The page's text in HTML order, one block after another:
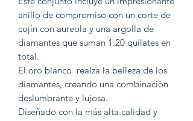
anillo de compromiso con un corte de
cojín con aureola y una argolla de
diamantes que suman 1.20 quilates en
total.
El oro blanco realza la belleza de los
diamantes, creando una combinación
deslumbrante y lujosa.
Diseñado con la más alta calidad y